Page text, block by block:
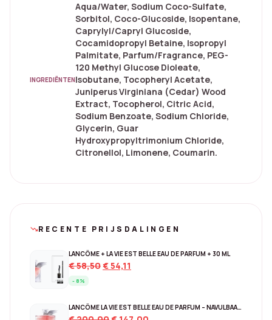
INGREDIËNTEN
Aqua/Water, Sodium Coco-Sulfate,
Sorbitol, Coco-Glucoside, Isopentane,
Caprylyl/Capryl Glucoside,
Cocamidopropyl Betaine, Isopropyl
Palmitate, Parfum/Fragrance, PEG-
120 Methyl Glucose Dioleate,
Isobutane, Tocopheryl Acetate,
Juniperus Virginiana (Cedar) Wood
Extract, Tocopherol, Citric Acid,
Sodium Benzoate, Sodium Chloride,
Glycerin, Guar
Hydroxypropyltrimonium Chloride,
Citronellol, Limonene, Coumarin.
trending_downRECENTE PRIJSDALINGEN
LANCÔME + LA VIE EST BELLE EAU DE PARFUM + 30 ML
€58,50Original
€54,11
- 8%
LANCÔME LA VIE EST BELLE EAU DE PARFUM – NAVULBAAR 150 ML